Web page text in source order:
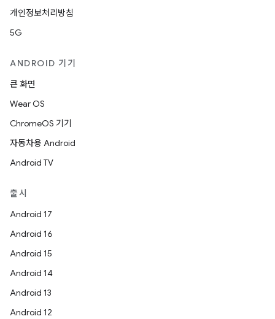
개인정보처리방침
5G
ANDROID 기기
큰 화면
Wear OS
ChromeOS 기기
자동차용 Android
Android TV
출시
Android 17
Android 16
Android 15
Android 14
Android 13
Android 12